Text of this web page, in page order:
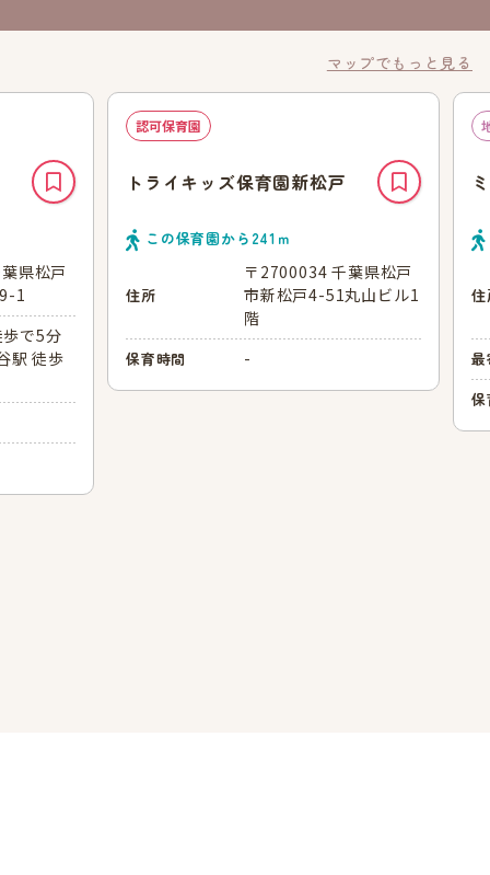
マップでもっと見る
県松戸
1
で5分
駅 徒歩
認可保育園
トライキッズ保育園新松戸
この保育園から 241 ｍ
住所
〒2700034 千葉県松戸
市新松戸4-51丸山ビル1
階
保育時間 -
住
最
保